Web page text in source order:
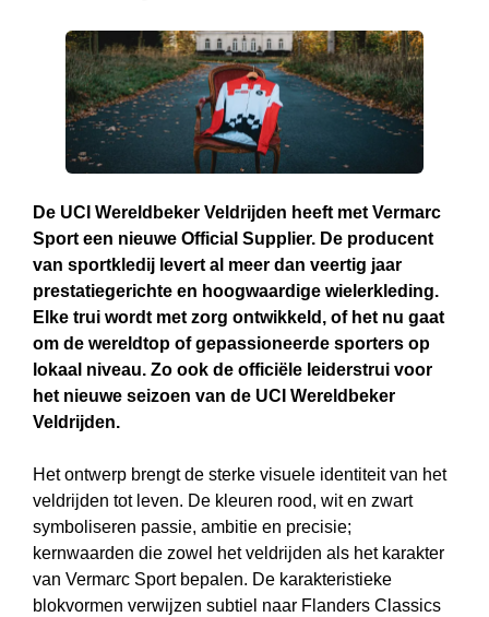
De UCI Wereldbeker Veldrijden heeft met Vermarc
Sport een nieuwe Official Supplier. De producent
van sportkledij levert al meer dan veertig jaar
prestatiegerichte en hoogwaardige wielerkleding.
Elke trui wordt met zorg ontwikkeld, of het nu gaat
om de wereldtop of gepassioneerde sporters op
lokaal niveau. Zo ook de officiële leiderstrui voor
het nieuwe seizoen van de UCI Wereldbeker
Veldrijden.
Het ontwerp brengt de sterke visuele identiteit van het
veldrijden tot leven. De kleuren rood, wit en zwart
symboliseren passie, ambitie en precisie;
kernwaarden die zowel het veldrijden als het karakter
van Vermarc Sport bepalen. De karakteristieke
blokvormen verwijzen subtiel naar Flanders Classics